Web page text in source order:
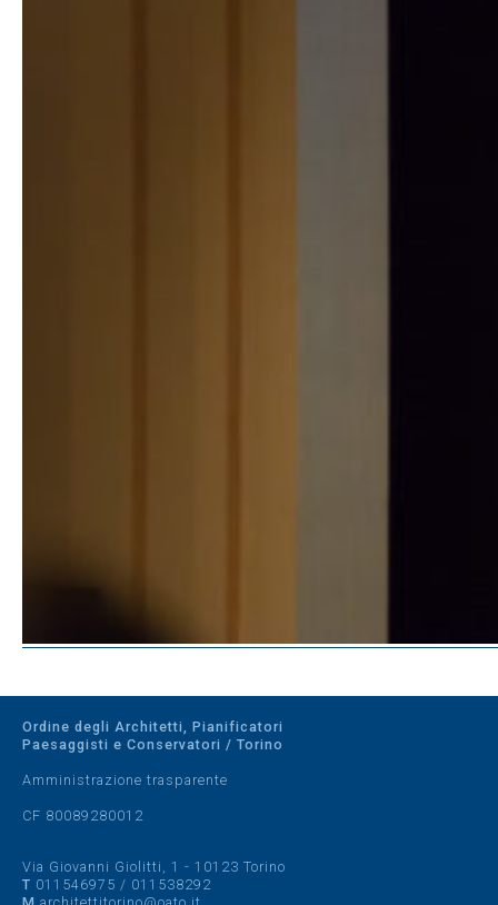
Ordine degli Architetti, Pianificatori
Paesaggisti e Conservatori / Torino
Amministrazione trasparente
CF 80089280012
Via Giovanni Giolitti, 1 - 10123 Torino
T 011546975 / 011538292